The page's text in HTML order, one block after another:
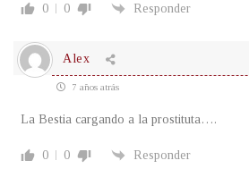
0 0 Responder
Alex
7 años atrás
La Bestia cargando a la prostituta….
0 0 Responder